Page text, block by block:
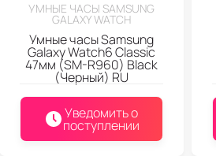
УМНЫЕ ЧАСЫ SAMSUNG
GALAXY WATCH
Умные часы Samsung
Galaxy Watch6 Classic
47мм (SM-R960) Black
(Черный) RU
Уведомить о
поступлении